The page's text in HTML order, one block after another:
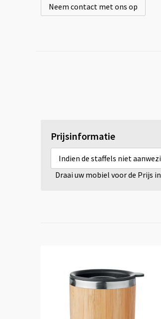
Neem contact met ons op
Prijsinformatie
Indien de staffels niet
Draai uw mobiel voor de Prijs